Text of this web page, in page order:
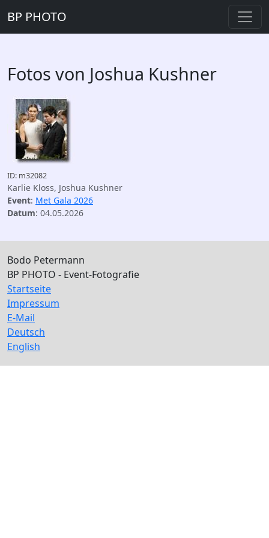
BP PHOTO
Fotos von Joshua Kushner
ID: m32082
Karlie Kloss, Joshua Kushner
Event: Met Gala 2026
Datum: 04.05.2026
Bodo Petermann
BP PHOTO - Event-Fotografie
Startseite
Impressum
E-Mail
Deutsch
English